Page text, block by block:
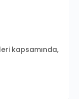
kapsamında,